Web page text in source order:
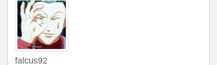
falcus92